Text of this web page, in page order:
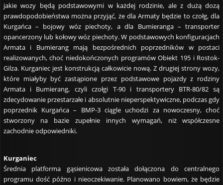
jakie wozy będą podstawowymi w każdej rodzinie, ale z dużą dozą
prawdopodobieństwa można przyjąć, że dla Armaty będzie to czołg, dla
Kurgańca – bojowy wóz piechoty, a dla Bumieranga – transporter
opancerzony lub kołowy wóz piechoty. W podstawowych konfiguracjach
Armata i Bumierang mają bezpośrednich poprzedników w postaci
realizowanych, choć niedokończonych programów Obiekt 195 i Rostok-
Gilza. Kurganiec jest konstrukcją całkowicie nową. Z drugiej strony wozy,
które miałyby być zastąpione przez podstawowe pojazdy z rodziny
Armata i Bumierang, czyli czołgi T-90 i transportery BTR-80/82 są
zdecydowanie przestarzałe i absolutnie nieperspektywiczne, podczas gdy
poprzednik Kurgańca – BMP-3 ciągle uchodzi za nowoczesny, choć
stworzony na bazie zupełnie innych wymagań, niż współczesne
zachodnie odpowiedniki.
Kurganiec
Średnia platforma gąsienicowa została dołączona do centralnego
programu dość późno i nieoczekiwanie. Planowano bowiem, że będzie